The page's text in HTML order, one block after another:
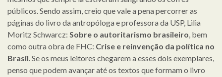
públicos. Sendo assim, creio que vale a pena percorrer as
páginas do livro da antropóloga e professora da USP, Lilia
Moritz Schwarcz: Sobre o autoritarismo brasileiro , bem
como outra obra de FHC: Crise e reinvenção da política no
Brasil . Se os meus leitores chegarem a esses dois exemplares,
penso que podem avançar até os textos que formam o livro